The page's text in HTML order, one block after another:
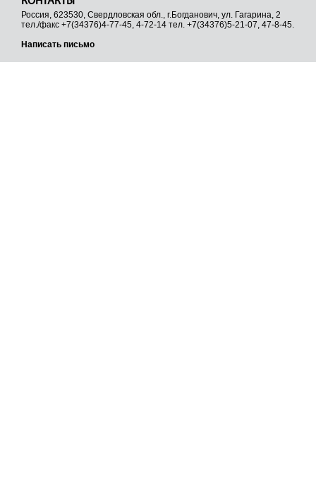
Россия, 623530, Свердловская обл., г.Богданович, ул. Гагарина, 2
тел./факс +7(34376)4-77-45, 4-72-14 тел. +7(34376)5-21-07, 47-8-45.
Написать письмо